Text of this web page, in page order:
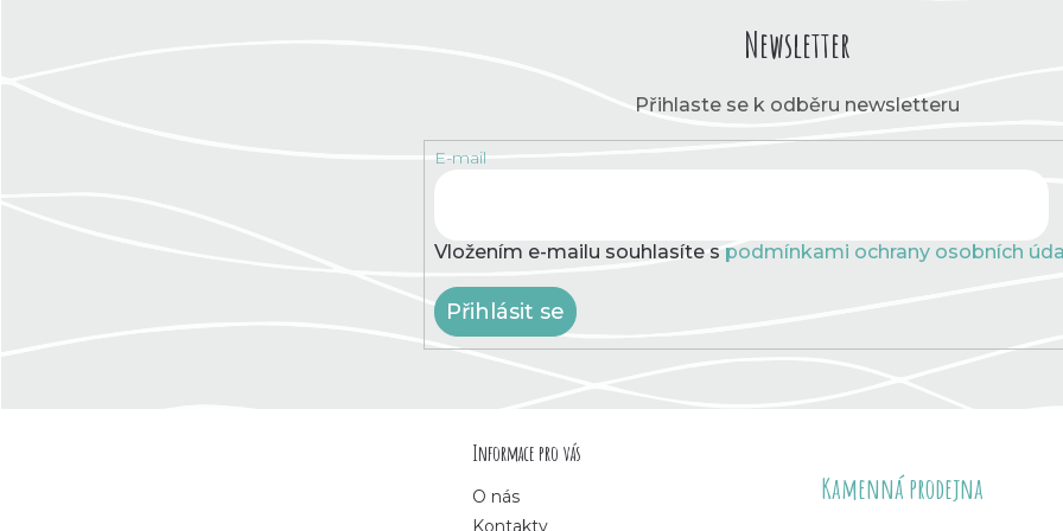
Newsletter
Přihlaste se k odběru newsletteru
E-mail
Vložením e-mailu souhlasíte s podmínkami ochrany osobních
Přihlásit se
Informace pro vás
O nás
Kontakty
Kamenná prodejna